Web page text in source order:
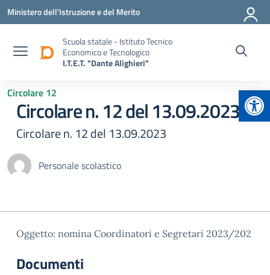
Vai ai contenuti
Vai al menu di navigazione
Vai al footer
Ministero dell'Istruzione e del Merito
Scuola statale - Istituto Tecnico
Economico e Tecnologico
I.T.E.T. "Dante Alighieri"
Circolare 12
Circolare n. 12 del 13.09.2023
Circolare n. 12 del 13.09.2023
Personale scolastico
Oggetto: nomina Coordinatori e Segretari 2023/202
Documenti